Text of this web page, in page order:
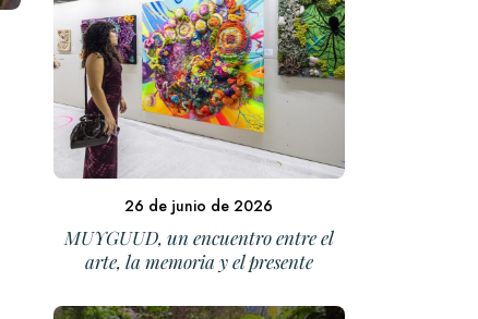
26 de junio de 2026
MUYGUUD, un encuentro entre el
arte, la memoria y el presente